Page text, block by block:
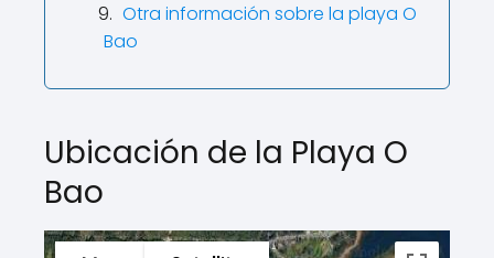
Otra información sobre la playa O
Bao
Ubicación de la Playa O
Bao